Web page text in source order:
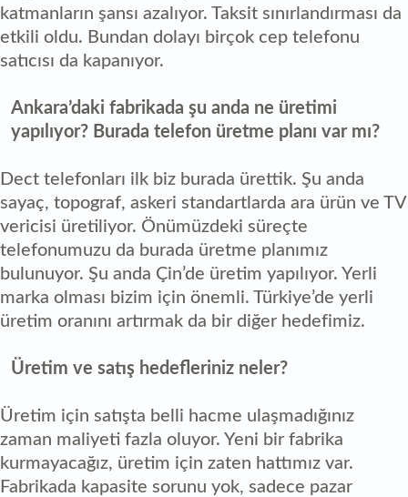
katmanların şansı azalıyor. Taksit sınırlandırması da
etkili oldu. Bundan dolayı birçok cep telefonu
satıcısı da kapanıyor.
Ankara’daki fabrikada şu anda ne üretimi
yapılıyor? Burada telefon üretme planı var mı?
Dect telefonları ilk biz burada ürettik. Şu anda
sayaç, topograf, askeri standartlarda ara ürün ve TV
vericisi üretiliyor. Önümüzdeki süreçte
telefonumuzu da burada üretme planımız
bulunuyor. Şu anda Çin’de üretim yapılıyor. Yerli
marka olması bizim için önemli. Türkiye’de yerli
üretim oranını artırmak da bir diğer hedefimiz.
Üretim ve satış hedefleriniz neler?
Üretim için satışta belli hacme ulaşmadığınız
zaman maliyeti fazla oluyor. Yeni bir fabrika
kurmayacağız, üretim için zaten hattımız var.
Fabrikada kapasite sorunu yok, sadece pazar